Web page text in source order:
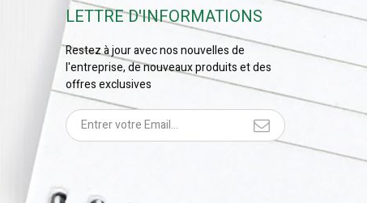
LETTRE D'INFORMATIONS
Restez à jour avec nos nouvelles de
l'entreprise, de nouveaux produits et des
offres exclusives